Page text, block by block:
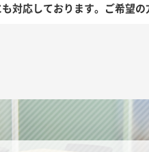
対応しております。ご希望